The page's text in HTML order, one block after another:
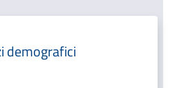
demografici